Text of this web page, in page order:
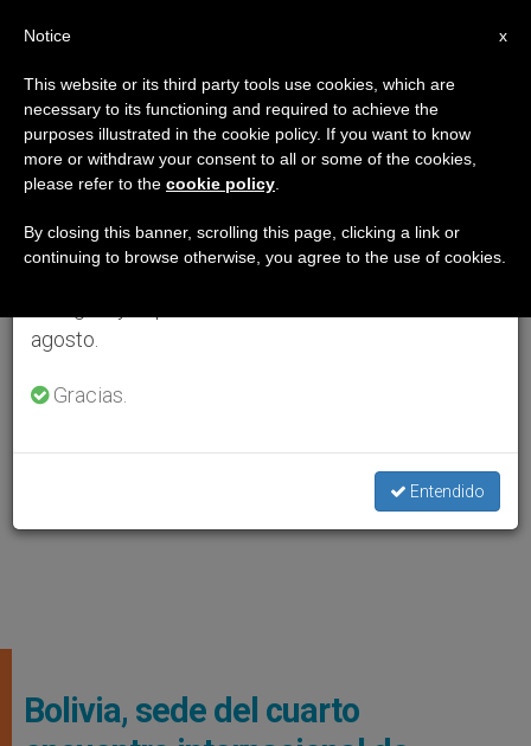
Bolivia, sede del cuarto
×
Aviso importante
Del 27 de julio al 7 de agosto haremos la pausa
anual, aprovechando que en el periodo de verano
se generan menos informaciones y también el
agosto.
Gracias.
Entendido
x
Notice
This website or its third party tools use cookies, which are
necessary to its functioning and required to achieve the
purposes illustrated in the cookie policy. If you want to know
more or withdraw your consent to all or some of the cookies,
please refer to the cookie policy
By closing this banner, scrolling this page, clicking a link or
continuing to browse otherwise, you agree to the use of cookies.